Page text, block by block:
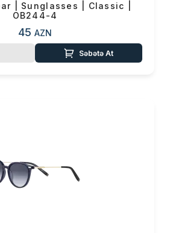
| Sunglasses | Classic |
OB244-4
45 AZN
Səbətə At